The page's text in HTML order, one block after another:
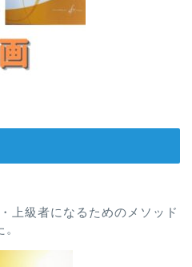
上級者になるためのメソッド